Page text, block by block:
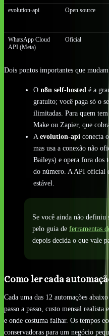
evolution-api
Open source
WhatsApp Cloud
API (Meta)
Oficial
Dois pontos importantes que
O n8n self-hosted é a
gratuito; você paga só o
ilimitadas. Para quem
Make ou Zapier, que
A evolution-api conecta
mas usa a conexão não
Baileys) e opera fora dos
do número. A API oficial
estável.
Se você ainda não definiu
pelo guia de ferramentas
depois decida o que vale
Como ler cada
Cada uma das 12 automações
passo a passo, custo mensal
e onde costuma falhar. Os tempos
conservadoras para um negócio